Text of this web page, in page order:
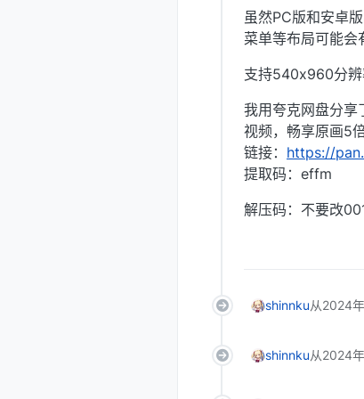
虽然PC版和安卓
菜单等布局可能会
支持540x960分辨
我用夸克网盘分享
视频，畅享原画5
链接： https://
提取码：effm
解压码：不要改
shinnku从2024
shinnku从2024